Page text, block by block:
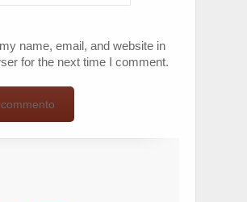
name, email, and website in
for the next time I comment.